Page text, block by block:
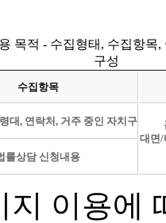
목적 - 수집형태, 수집항목
구성
수집항목
대, 연락처, 거주 중인 자치구
대면/
률상담 신청내용
지 이용에